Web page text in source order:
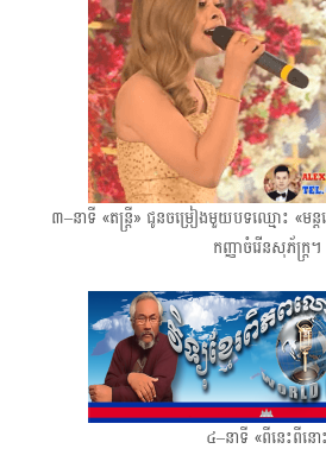
៣–នាទី «តន្ត្រី» ជូនចម្រៀងមួយបទឈ្មោះ «ម
កញ្ញាចំរើនសុភ័ក្ត្រ។
៤–នាទី «ពីនេះពីនោះ